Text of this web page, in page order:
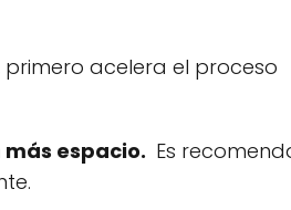
acelera el proceso
espacio. Es